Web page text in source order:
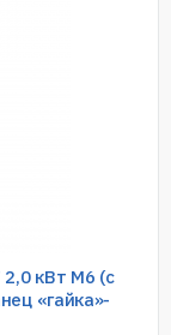
кВт M6 (с
«гайка»-